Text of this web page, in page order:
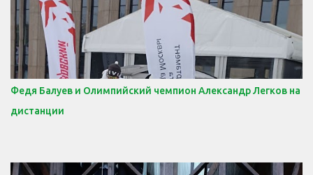
Федя Балуев и Олимпийский чемпион Александр Легков на
дистанции